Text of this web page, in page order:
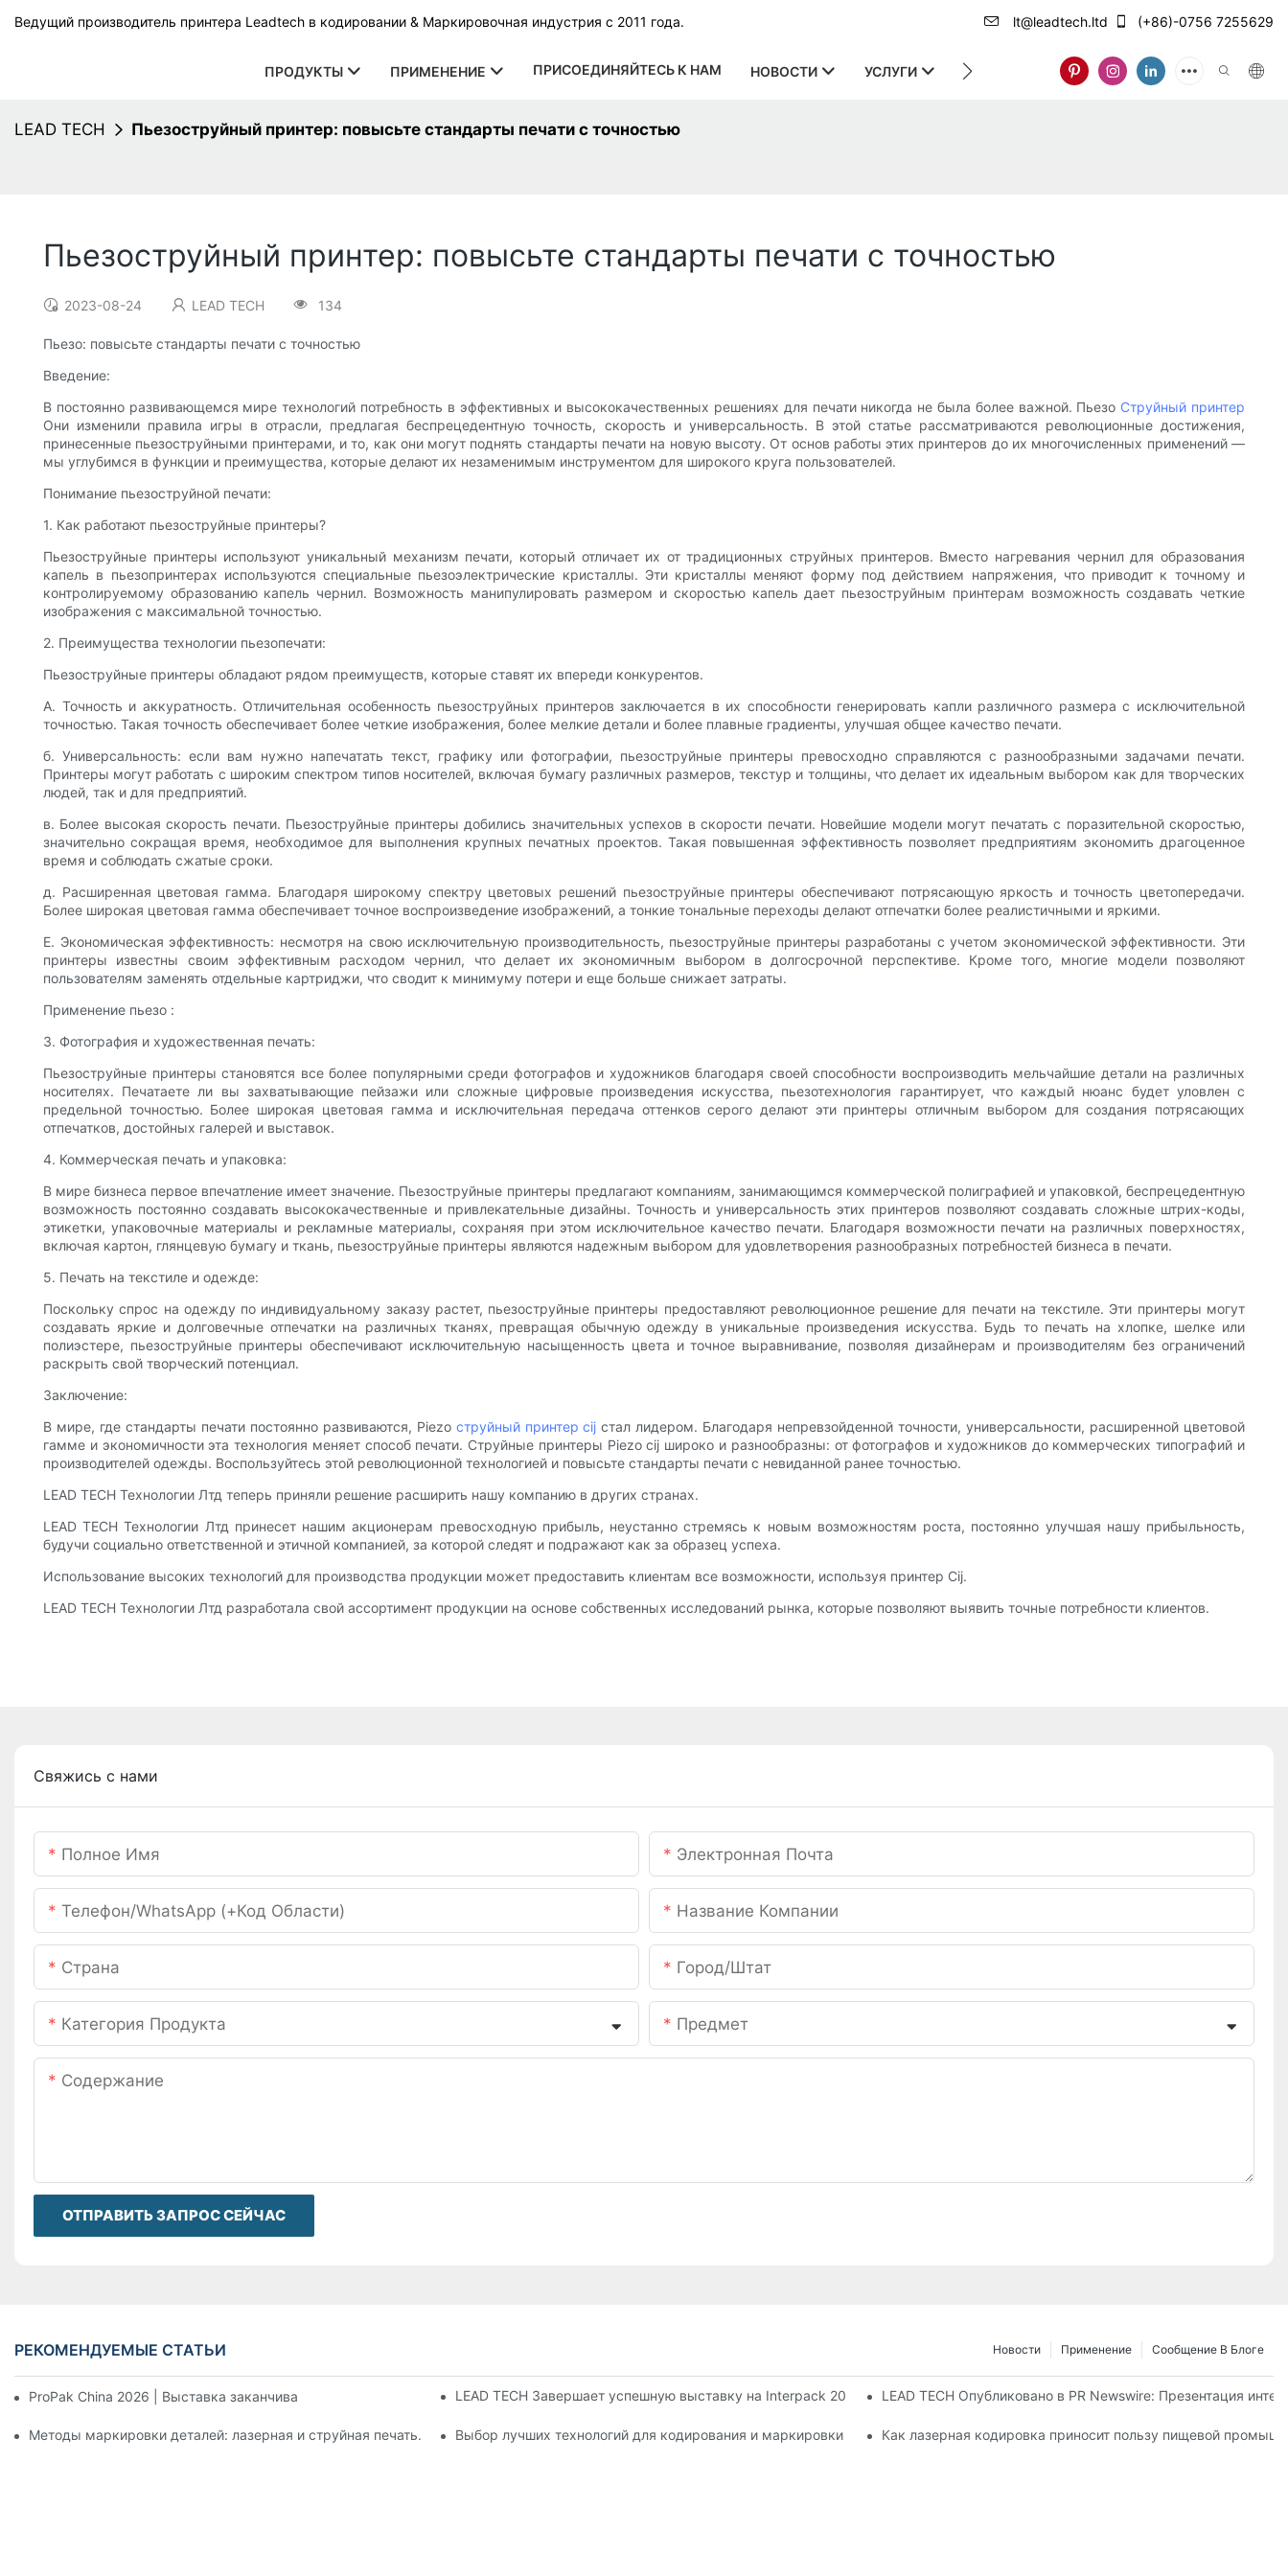
Ведущий производитель принтера Leadtech в кодировании & Маркировочная индустрия с 2011 года. lt@leadtech.ltd (+86)-0756 7255629
ПРОДУКТЫ ПРИМЕНЕНИЕ ПРИСОЕДИНЯЙТЕСЬ К НАМ НОВОСТИ УСЛУГИ О НАС
LEAD TECH Пьезоструйный принтер: повысьте стандарты печати с точностью
Пьезоструйный принтер: повысьте стандарты печати с точностью
2023-08-24 LEAD TECH 134
Пьезо: повысьте стандарты печати с точностью
Введение:
В постоянно развивающемся мире технологий потребность в эффективных и высококачественных решениях для печати никогда не была более важной. Пьезо Струйный принтер
Они изменили правила игры в отрасли, предлагая беспрецедентную точность, скорость и универсальность. В этой статье рассматриваются революционные достижения,
принесенные пьезоструйными принтерами, и то, как они могут поднять стандарты печати на новую высоту. От основ работы этих принтеров до их многочисленных применений —
мы углубимся в функции и преимущества, которые делают их незаменимым инструментом для широкого круга пользователей.
Понимание пьезоструйной печати:
1. Как работают пьезоструйные принтеры?
Пьезоструйные принтеры используют уникальный механизм печати, который отличает их от традиционных струйных принтеров. Вместо нагревания чернил для образования
капель в пьезопринтерах используются специальные пьезоэлектрические кристаллы. Эти кристаллы меняют форму под действием напряжения, что приводит к точному и
контролируемому образованию капель чернил. Возможность манипулировать размером и скоростью капель дает пьезоструйным принтерам возможность создавать четкие
изображения с максимальной точностью.
2. Преимущества технологии пьезопечати:
Пьезоструйные принтеры обладают рядом преимуществ, которые ставят их впереди конкурентов.
А. Точность и аккуратность. Отличительная особенность пьезоструйных принтеров заключается в их способности генерировать капли различного размера с исключительной
точностью. Такая точность обеспечивает более четкие изображения, более мелкие детали и более плавные градиенты, улучшая общее качество печати.
б. Универсальность: если вам нужно напечатать текст, графику или фотографии, пьезоструйные принтеры превосходно справляются с разнообразными задачами печати.
Принтеры могут работать с широким спектром типов носителей, включая бумагу различных размеров, текстур и толщины, что делает их идеальным выбором как для творческих
людей, так и для предприятий.
в. Более высокая скорость печати. ​​Пьезоструйные принтеры добились значительных успехов в скорости печати. Новейшие модели могут печатать с поразительной скоростью,
значительно сокращая время, необходимое для выполнения крупных печатных проектов. Такая повышенная эффективность позволяет предприятиям экономить драгоценное
время и соблюдать сжатые сроки.
д. Расширенная цветовая гамма. Благодаря широкому спектру цветовых решений пьезоструйные принтеры обеспечивают потрясающую яркость и точность цветопередачи.
Более широкая цветовая гамма обеспечивает точное воспроизведение изображений, а тонкие тональные переходы делают отпечатки более реалистичными и яркими.
Е. Экономическая эффективность: несмотря на свою исключительную производительность, пьезоструйные принтеры разработаны с учетом экономической эффективности. Эти
принтеры известны своим эффективным расходом чернил, что делает их экономичным выбором в долгосрочной перспективе. Кроме того, многие модели позволяют
пользователям заменять отдельные картриджи, что сводит к минимуму потери и еще больше снижает затраты.
Применение пьезо :
3. Фотография и художественная печать:
Пьезоструйные принтеры становятся все более популярными среди фотографов и художников благодаря своей способности воспроизводить мельчайшие детали на различных
носителях. Печатаете ли вы захватывающие пейзажи или сложные цифровые произведения искусства, пьезотехнология гарантирует, что каждый нюанс будет уловлен с
предельной точностью. Более широкая цветовая гамма и исключительная передача оттенков серого делают эти принтеры отличным выбором для создания потрясающих
отпечатков, достойных галерей и выставок.
4. Коммерческая печать и упаковка:
В мире бизнеса первое впечатление имеет значение. Пьезоструйные принтеры предлагают компаниям, занимающимся коммерческой полиграфией и упаковкой, беспрецедентную
возможность постоянно создавать высококачественные и привлекательные дизайны. Точность и универсальность этих принтеров позволяют создавать сложные штрих-коды,
этикетки, упаковочные материалы и рекламные материалы, сохраняя при этом исключительное качество печати. Благодаря возможности печати на различных поверхностях,
включая картон, глянцевую бумагу и ткань, пьезоструйные принтеры являются надежным выбором для удовлетворения разнообразных потребностей бизнеса в печати.
5. Печать на текстиле и одежде:
Поскольку спрос на одежду по индивидуальному заказу растет, пьезоструйные принтеры предоставляют революционное решение для печати на текстиле. Эти принтеры могут
создавать яркие и долговечные отпечатки на различных тканях, превращая обычную одежду в уникальные произведения искусства. Будь то печать на хлопке, шелке или
полиэстере, пьезоструйные принтеры обеспечивают исключительную насыщенность цвета и точное выравнивание, позволяя дизайнерам и производителям без ограничений
раскрыть свой творческий потенциал.
Заключение:
В мире, где стандарты печати постоянно развиваются, Piezo струйный принтер cijстал лидером. Благодаря непревзойденной точности, универсальности, расширенной цветовой
гамме и экономичности эта технология меняет способ печати. Струйные принтеры Piezo cij широко и разнообразны: от фотографов и художников до коммерческих типографий и
производителей одежды. Воспользуйтесь этой революционной технологией и повысьте стандарты печати с невиданной ранее точностью.
LEAD TECH Технологии Лтд теперь приняли решение расширить нашу компанию в других странах.
LEAD TECH Технологии Лтд принесет нашим акционерам превосходную прибыль, неустанно стремясь к новым возможностям роста, постоянно улучшая нашу прибыльность,
будучи социально ответственной и этичной компанией, за которой следят и подражают как за образец успеха.
Использование высоких технологий для производства продукции может предоставить клиентам все возможности, используя принтер Cij.
LEAD TECH Технологии Лтд разработала свой ассортимент продукции на основе собственных исследований рынка, которые позволяют выявить точные потребности клиентов.
Свяжись с нами
Полное Имя Электронная Почта
Телефон/WhatsApp (+код Области) Название Компании
Страна Город/штат
Категория Продукта Предмет
Содержание
ОТПРАВИТЬ ЗАПРОС СЕЙЧАС
РЕКОМЕНДУЕМЫЕ СТАТЬИ Сообщение В Блоге
Применение
Новости
ProPak China 2026 | Выставка заканчивается, но наш сервис продолжает работатьLEAD TECH Завершает успешную выставку на Interpack 2026 в ДюссельдорфеLEAD TECH Опубликовано в PR Newswire: Презентация
Методы маркировки деталей: лазерная и струйная печать. Выбор лучших технологий для кодирования и маркировки гибкой упаковкиКак лазерная кодировка приносит пользу пищевой